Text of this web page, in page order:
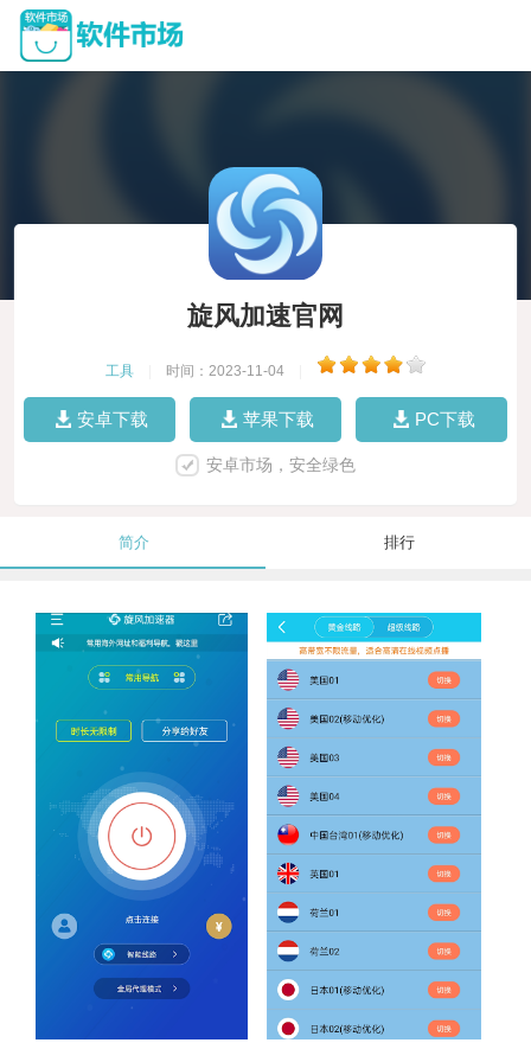
旋风加速官网
工具 时间：2023-11-04
安卓下载 苹果下载 PC下载
安卓市场，安全绿色
简介 排行